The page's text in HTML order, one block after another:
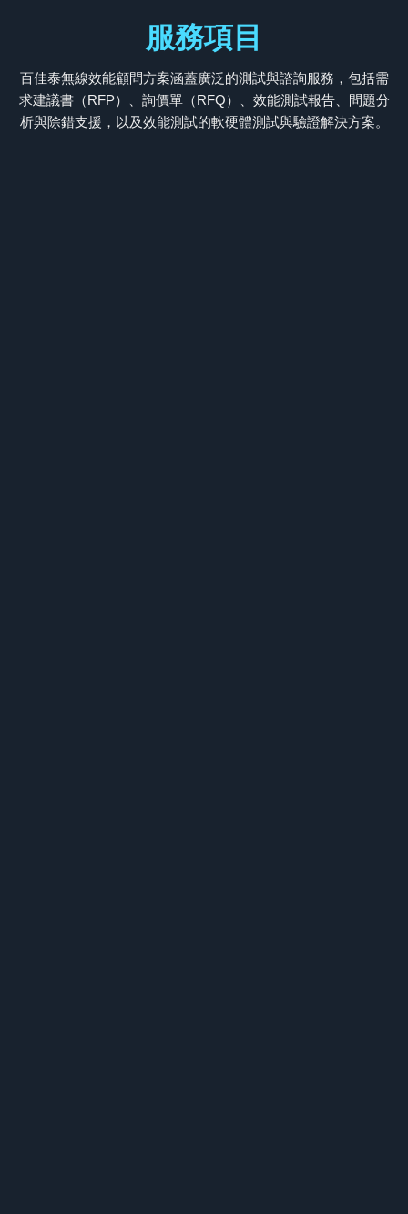
服務項目
百佳泰無線效能顧問方案涵蓋廣泛的測試與諮詢服務，包括需
求建議書（RFP）、詢價單（RFQ）、效能測試報告、問題分
析與除錯支援，以及效能測試的軟硬體測試與驗證解決方案。